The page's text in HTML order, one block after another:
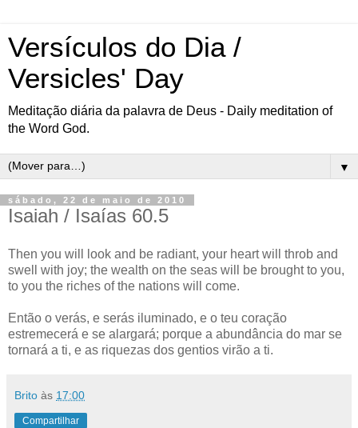
Versículos do Dia /
Versicles' Day
Meditação diária da palavra de Deus - Daily meditation of
the Word God.
▼
sábado, 22 de maio de 2010
Isaiah / Isaías 60.5
Then you will look and be radiant, your heart will throb and
swell with joy; the wealth on the seas will be brought to you,
to you the riches of the nations will come.
Então o verás, e serás iluminado, e o teu coração
estremecerá e se alargará; porque a abundância do mar se
tornará a ti, e as riquezas dos gentios virão a ti.
Brito às 17:00
Compartilhar